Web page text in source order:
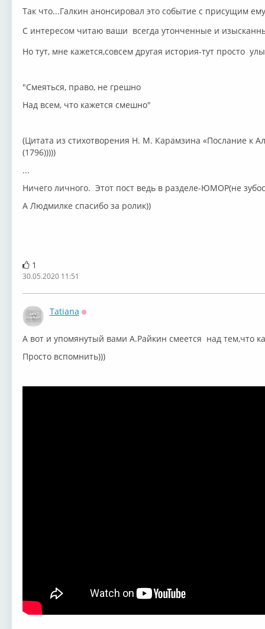
Так что...Галкин анонсировал это событие с присущим
С интересом читаю ваши всегда утонченные и
Но тут, мне кажется,совсем другая история-тут просто
"Смеяться, право, не грешно
Над всем, что кажется смешно"
(Цитата из стихотворения Н. М. Карамзина «Послание к
(1796)))))
...
Ничего личного. Этот пост ведь в разделе-ЮМОР(не
А Людмилке спасибо за ролик))
1
30.05.2020 11:51
Tatiana
А вот и упомянутый вами А.Райкин смеется над тем,что
Просто вспомнить)))